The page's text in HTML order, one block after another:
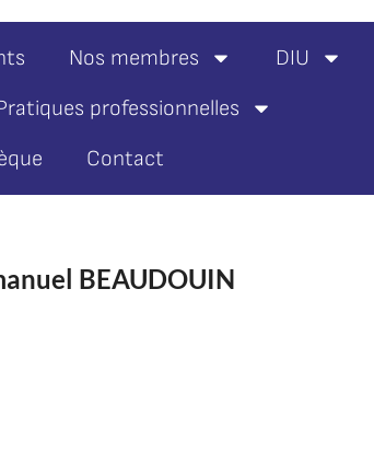
Nos membres
DIU
professionnelles
Contact
BEAUDOUIN